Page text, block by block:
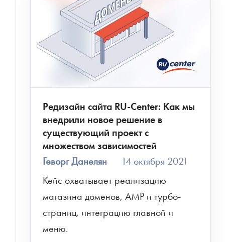
Редизайн сайта RU-Center: Как мы
внедрили новое решение в
существующий проект с
множеством зависимостей
Геворг Данелян
14 октября 2021
Кейс охватывает реализацию
магазина доменов, AMP и турбо-
страниц, интеграцию главной и
меню.